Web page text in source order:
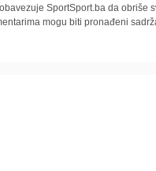
SportSport.ba da obriše
mogu biti pronađeni